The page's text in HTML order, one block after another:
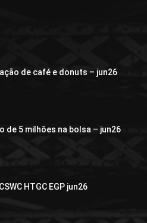
de café e donuts – jun26
de 5 milhões na bolsa – jun26
HTGC EGP jun26